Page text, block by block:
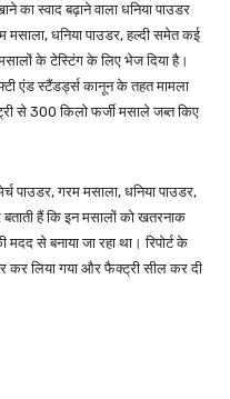
स्वाद बढ़ाने वाला धनिया पाउडर
मसाला, धनिया पाउडर, हल्दी समेत कई
के टेस्टिंग के लिए भेज दिया है।
एंड स्टैंडर्ड्स कानून के तहत मामला
से 300 किलो फर्जी मसाले जब्त किए
पाउडर, गरम मसाला, धनिया पाउडर,
बताती हैं कि इन मसालों को खतरनाक
से बनाया जा रहा था। रिपोर्ट के
कर लिया गया और फैक्ट्री सील कर दी